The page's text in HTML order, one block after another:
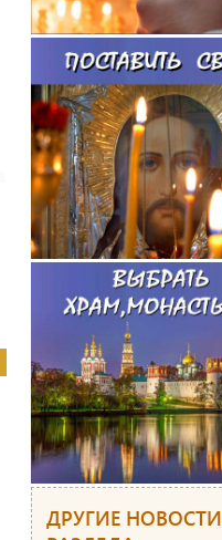
ДРУГИЕ НОВОСТИ